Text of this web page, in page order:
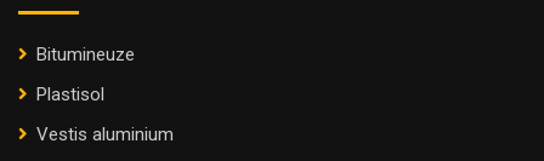
Bitumineuze
Plastisol
Vestis aluminium